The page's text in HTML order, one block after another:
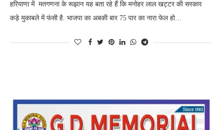
हरियाणा में मतगणना के रूझान यह बता रहे हैं कि मनोहर लाल खट्टर की सरकार
कड़े मुकाबले में फंसी है. भाजपा का अबकी बार 75 पार का नारा फेल हो…